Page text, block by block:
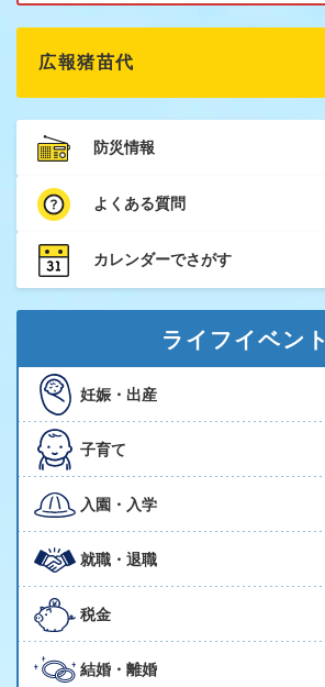
広報猪苗代
防災情報
よくある質問
カレンダーでさがす
ライフイベント
妊娠・出産
子育て
入園・入学
就職・退職
税金
結婚・離婚